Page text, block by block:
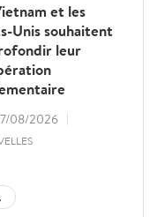
et les
Unis souhaitent
leur
08/2026